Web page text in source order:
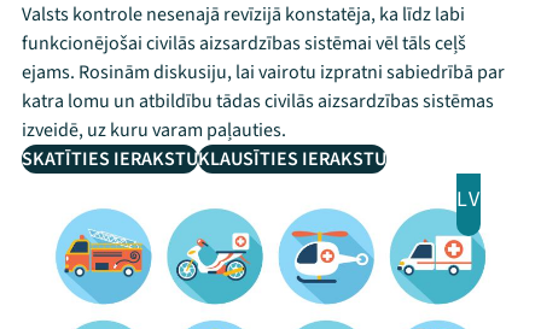
Valsts kontrole nesenajā revīzijā konstatēja, ka līdz labi
funkcionējošai civilās aizsardzības sistēmai vēl tāls ceļš
ejams. Rosinām diskusiju, lai vairotu izpratni sabiedrībā par
katra lomu un atbildību tādas civilās aizsardzības sistēmas
izveidē, uz kuru varam paļauties.
SKATĪTIES IERAKSTUKLAUSĪTIES IERAKSTU
LV